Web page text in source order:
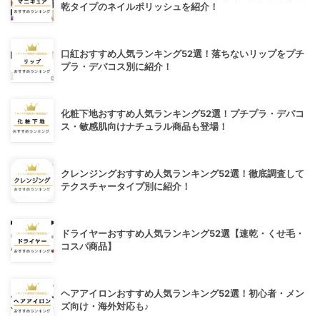
乾タイプのネイルポリッシュを紹介！
口紅おすすめ人気ランキング52選！落ちないリップをプチ
プラ・デパコス別に紹介！
化粧下地おすすめ人気ランキング52選！プチプラ・デパコ
ス・敏感肌向けナチュラル商品も登場！
クレンジングおすすめ人気ランキング52選！徹底調査して
テクスチャータイプ別に紹介！
ドライヤーおすすめ人気ランキング52選【速乾・くせ毛・
コスパ商品】
ヘアアイロンおすすめ人気ランキング52選！初心者・メン
ズ向け・海外対応も♪